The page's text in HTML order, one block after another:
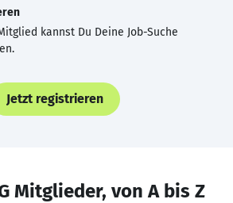
kannst Du Deine Job-Suche
Jetzt registrieren
Mitglieder, von A bis Z